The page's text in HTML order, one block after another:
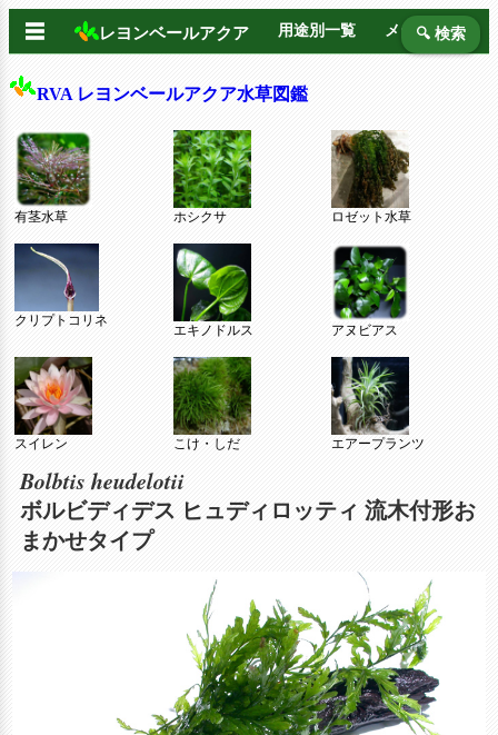
☰ レヨンベールアクア 用途別一覧 メーカー別
🔍 検索
RVA レヨンベールアクア水草図鑑
有茎水草 ホシクサ ロゼット水草
クリプトコリネ
エキノドルス アヌビアス
スイレン こけ・しだ エアープランツ
Bolbtis heudelotii
ボルビディデス ヒュディロッティ 流木付形お
まかせタイプ